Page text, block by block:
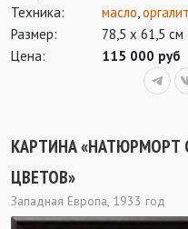
Техника:
масло оргалит
Размер:
78,5 х 61,5 см
Цена:
115 000 руб
КАРТИНА «НАТЮРМОРТ
ЦВЕТОВ»
Западная Европа, 1933 год